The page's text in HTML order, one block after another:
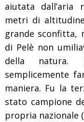
aiutata dall’aria
metri di
grande sconfitta,
di Pelè non
della natura.
semplicemente
maniera. Fu la
stato campione
propria nazionale